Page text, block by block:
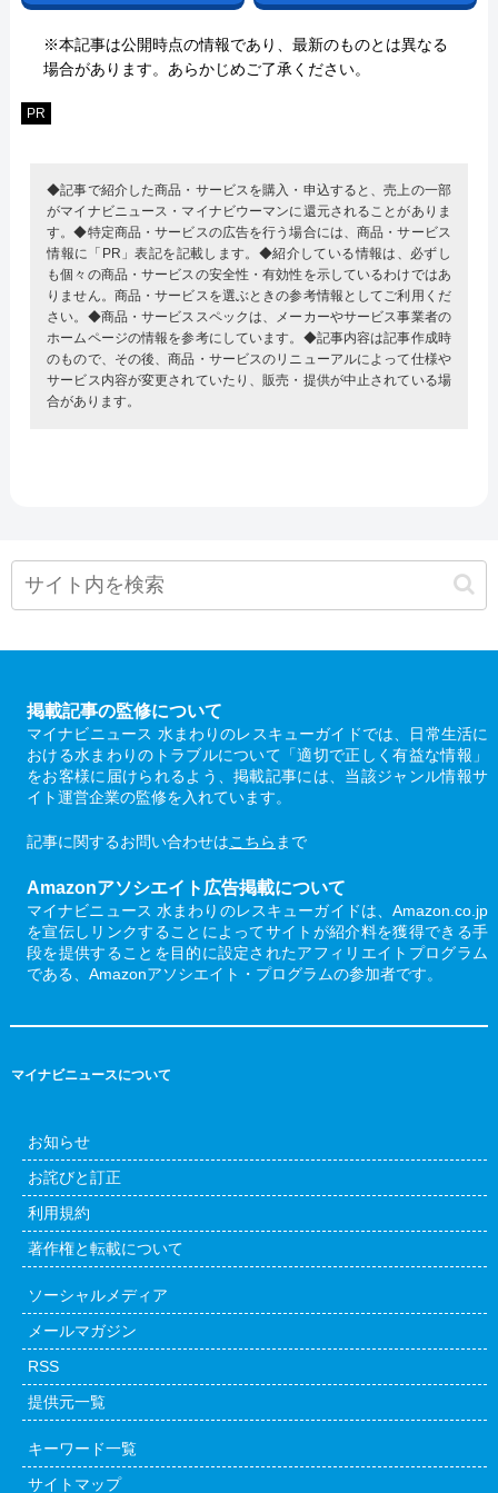
※本記事は公開時点の情報であり、最新のものとは異なる
場合があります。あらかじめご了承ください。
PR
◆記事で紹介した商品・サービスを購入・申込すると、売上の一部
がマイナビニュース・マイナビウーマンに還元されることがありま
す。◆特定商品・サービスの広告を行う場合には、商品・サービス
情報に「PR」表記を記載します。◆紹介している情報は、必ずし
も個々の商品・サービスの安全性・有効性を示しているわけではあ
りません。商品・サービスを選ぶときの参考情報としてご利用くだ
さい。◆商品・サービススペックは、メーカーやサービス事業者の
ホームページの情報を参考にしています。◆記事内容は記事作成時
のもので、その後、商品・サービスのリニューアルによって仕様や
サービス内容が変更されていたり、販売・提供が中止されている場
合があります。
掲載記事の監修について
マイナビニュース 水まわりのレスキューガイドでは、日常生活に
おける水まわりのトラブルについて「適切で正しく有益な情報」
をお客様に届けられるよう、掲載記事には、当該ジャンル情報サ
イト運営企業の監修を入れています。
記事に関するお問い合わせはこちら まで
Amazonアソシエイト広告掲載について
マイナビニュース 水まわりのレスキューガイドは、Amazon.co.jp
を宣伝しリンクすることによってサイトが紹介料を獲得できる手
段を提供することを目的に設定されたアフィリエイトプログラム
である、Amazonアソシエイト・プログラムの参加者です。
マイナビニュースについて
お知らせ
お詫びと訂正
利用規約
著作権と転載について
ソーシャルメディア
メールマガジン
RSS
提供元一覧
キーワード一覧
サイトマップ